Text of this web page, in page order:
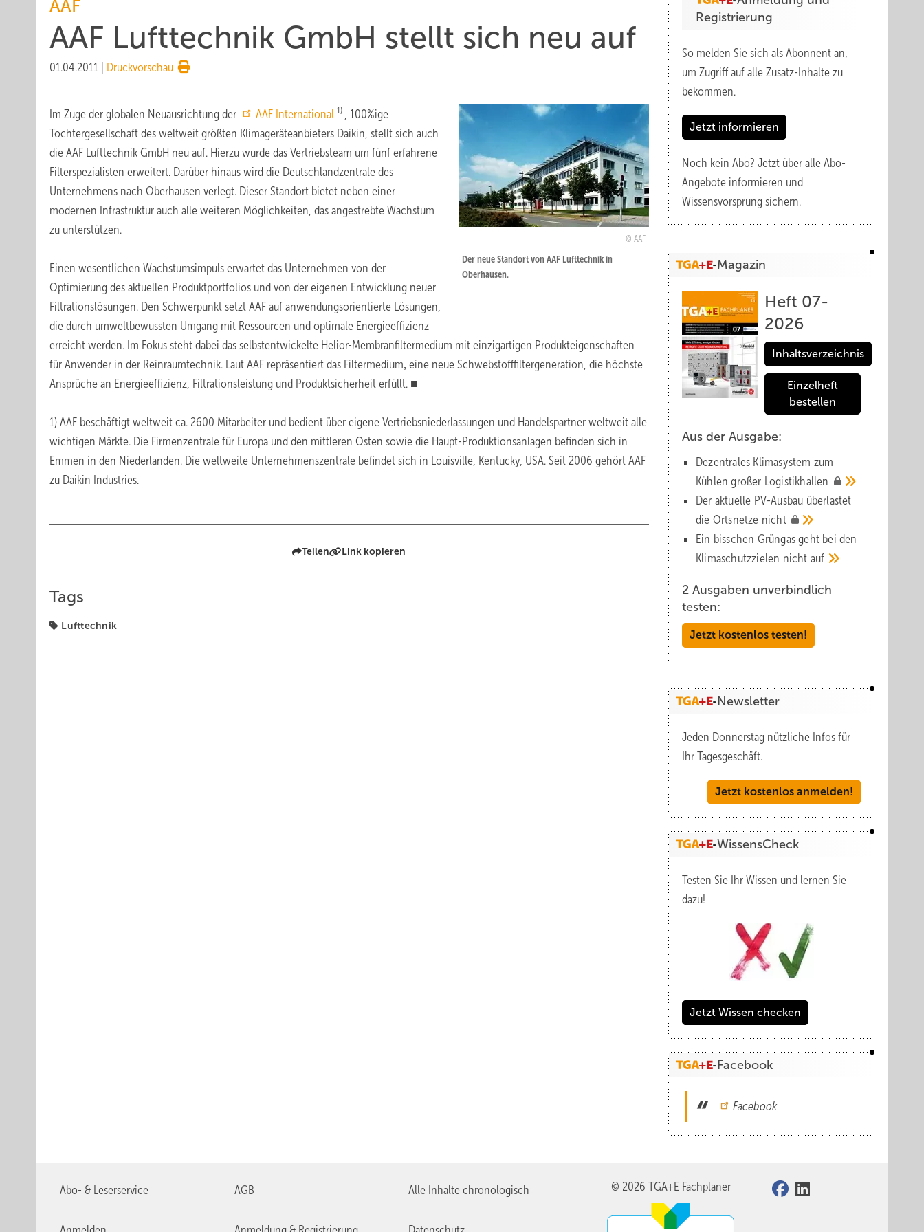
AAF
AAF Lufttechnik GmbH stellt sich neu auf
01.04.2011 Druckvorschau
AAF
Der neue Standort von AAF Lufttechnik in
Oberhausen.
Im Zuge der globalen Neuausrichtung der AAF International 1) , 100%ige
Tochtergesellschaft des weltweit größten Klimageräteanbieters Daikin, stellt sich auch
die AAF Lufttechnik GmbH neu auf. Hierzu wurde das Vertriebsteam um fünf erfahrene
Filterspezialisten erweitert. Darüber hinaus wird die Deutschlandzentrale des
Unternehmens nach Oberhausen verlegt. Dieser Standort bietet neben einer
modernen Infrastruktur auch alle weiteren Möglichkeiten, das angestrebte Wachstum
zu unterstützen.
Einen wesentlichen Wachstumsimpuls erwartet das Unternehmen von der
Optimierung des aktuellen Produktportfolios und von der eigenen Entwicklung neuer
Filtrationslösungen. Den Schwerpunkt setzt AAF auf anwendungsorientierte Lösungen,
die durch umweltbewussten Umgang mit Ressourcen und optimale Energieeffizienz
erreicht werden. Im Fokus steht dabei das selbstentwickelte Helior-Membranfiltermedium mit einzigartigen Produkteigenschaften
für Anwender in der Reinraumtechnik. Laut AAF repräsentiert das Filtermedium‚ eine neue Schwebstofffiltergeneration, die höchste
Ansprüche an Energieeffizienz, Filtrationsleistung und Produktsicherheit erfüllt. ■
1) AAF beschäftigt weltweit ca. 2600 Mitarbeiter und bedient über eigene Vertriebsniederlassungen und Handelspartner weltweit alle
wichtigen Märkte. Die Firmenzentrale für Europa und den mittleren Osten sowie die Haupt-Produktionsanlagen befinden sich in
Emmen in den Niederlanden. Die weltweite Unternehmenszentrale befindet sich in Louisville, Kentucky, USA. Seit 2006 gehört AAF
zu Daikin Industries.
Teilen Link kopieren
Tags
Lufttechnik
Registrierung
So melden Sie sich als Abonnent an,
um Zugriff auf alle Zusatz-Inhalte zu
bekommen.
Jetzt informieren
Noch kein Abo? Jetzt über alle Abo-
Angebote informieren und
Wissensvorsprung sichern.
Magazin
Heft 07-
2026
Inhaltsverzeichnis
Einzelheft
bestellen
Aus der Ausgabe:
Dezentrales Klimasystem zum
Kühlen großer Logistik­hallen
Der aktuelle PV-Ausbau über­lastet
die Orts­netze nicht
Ein bisschen Grüngas geht bei den
Klima­schutz­zielen nicht auf
2 Ausgaben unverbindlich
testen:
Jetzt kostenlos testen!
Newsletter
Jeden Donnerstag nützliche Infos für
Ihr Tagesgeschäft.
Jetzt kostenlos anmelden!
WissensCheck
Testen Sie Ihr Wissen und lernen Sie
dazu!
Jetzt Wissen checken
Facebook
Facebook
Abo- & Leserservice AGB Alle Inhalte chronologisch © 2026 TGA+E Fachplaner